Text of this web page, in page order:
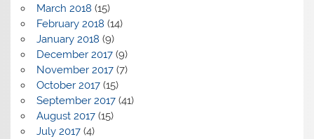
March 2018 (15)
February 2018 (14)
January 2018 (9)
December 2017(9)
November 2017(7)
October 2017(15)
September 2017(41)
August 2017(15)
July 2017(4)